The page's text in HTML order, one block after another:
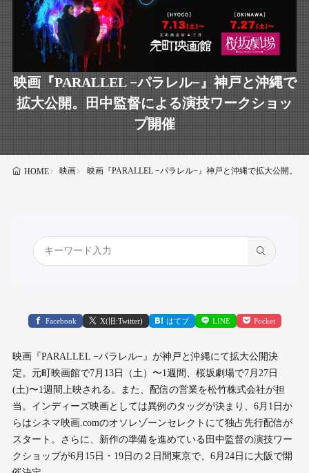
映画『PARALLEL −パラレル−』神戸と沖縄で
拡大公開。田中監督による演技ワークショッ
プ開催
HOME 映画 映画『PARALLEL −パラレル−』神戸と沖縄で拡大公開。
Facebook X(旧:Twitter) はてブ LINE Pocket
映画『PARALLEL −パラレル−』が神戸と沖縄にて拡大公開決
定。元町映画館で7月13日（土）〜1週間、桜坂劇場で7月27日
(土)〜1週間上映される。また、配信の営業を松竹株式会社が担
当。インディーズ映画としては異例のタッグが決まり、6月1日か
らはシネマ映画.comのオソレゾーンセレクトにて独占先行配信が
スタート。さらに、新作の準備を進めている田中監督の演技ワー
クショップが6月15日・19日の２日間東京で、6月24日に大阪で開